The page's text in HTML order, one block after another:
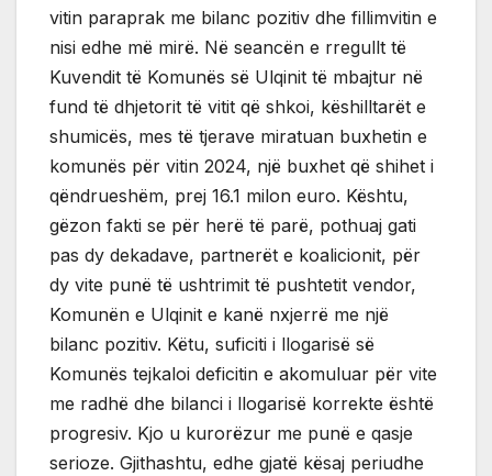
vitin paraprak me bilanc pozitiv dhe fillimvitin e
nisi edhe më mirë. Në seancën e rregullt të
Kuvendit të Komunës së Ulqinit të mbajtur në
fund të dhjetorit të vitit që shkoi, këshilltarët e
shumicës, mes të tjerave miratuan buxhetin e
komunës për vitin 2024, një buxhet që shihet i
qëndrueshëm, prej 16.1 milon euro. Kështu,
gëzon fakti se për herë të parë, pothuaj gati
pas dy dekadave, partnerët e koalicionit, për
dy vite punë të ushtrimit të pushtetit vendor,
Komunën e Ulqinit e kanë nxjerrë me një
bilanc pozitiv. Këtu, suficiti i llogarisë së
Komunës tejkaloi deficitin e akomuluar për vite
me radhë dhe bilanci i llogarisë korrekte është
progresiv. Kjo u kurorëzur me punë e qasje
serioze. Gjithashtu, edhe gjatë kësaj periudhe